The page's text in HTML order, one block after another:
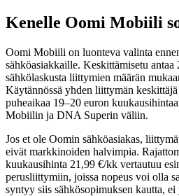
Kenelle Oomi Mobiili
Oomi Mobiili on luonteva valinta
sähköasiakkaille. Keskittämisetu
sähkölaskusta liittymien määrän
Käytännössä yhden liittymän keskittäjä
puheaikaa 19–20 euron
Mobiilin ja DNA Superin väliin.
Jos et ole Oomin sähköasiakas,
eivät markkinoiden halvimpia.
kuukausihinta 21,99 €/kk vertautuu
perusliittymiin, joissa nopeus voi olla
syntyy siis sähkösopimuksen kautta,